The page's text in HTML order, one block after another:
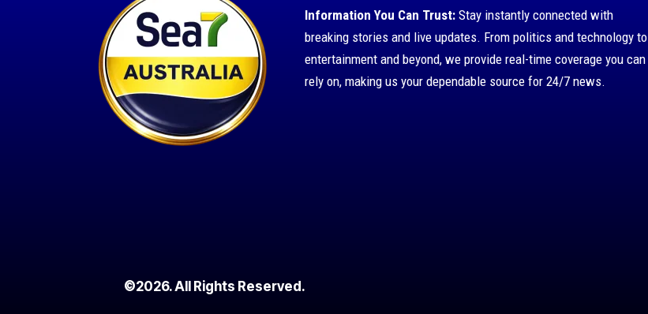
Information You Can Trust: Stay instantly connected with
breaking stories and live updates. From politics and technology to
entertainment and beyond, we provide real-time coverage you can
rely on, making us your dependable source for 24/7 news.
©2026. All Rights Reserved.